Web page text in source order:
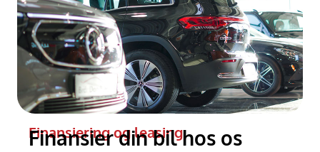
Finansiering og leasing
Finansier din bil hos os